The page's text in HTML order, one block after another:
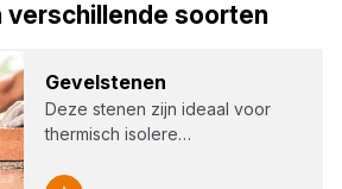
verschillende soorten
Gevel­ste­nen
Deze stenen zijn ideaal voor
thermisch isolere…